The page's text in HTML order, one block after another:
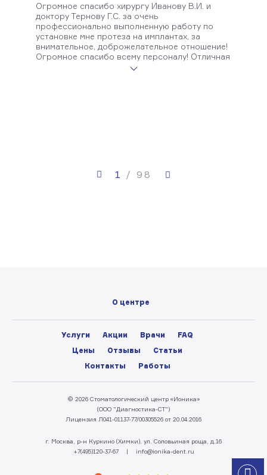
Огромное спасибо хирургу Иванову В.И. и
доктору Тернову Г.С. за очень
профессионально выполненную работу по
установке мне протеза на имплантах, за
внимательное, доброжелательное отношение!
Огромное спасибо всему персоналу! Отличная
1 / 98
О центре
Услуги Акции Врачи
FAQ
Цены
Отзывы
Статьи
Контакты
Работы
© 2026 Стоматологический центр «Ионика»
(ООО "Диагностика-СТ")
Лицензия Л041-01137-77/00305526 от 20.04.2016
г. Москва, р-н Куркино (Химки), ул. Соловьиная роща, д.16
+7(495)120-37-67
| info@ionika-dent.ru